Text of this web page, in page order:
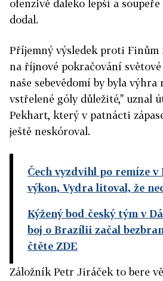
ofenzivě daleko lepší a
dodal.
Příjemný výsledek proti Finům
na říjnové pokračování
naše sebevědomí by byla výhra
vstřelené góly důležité," uznal
Pekhart, který v patnácti
ještě neskóroval.
Čech vyzdvihl po remíze v
výkon, Vydra litoval, že
Kýžený bod český tým v
boj o Brazílii začal
čtěte ZDE
Záložník Petr Jiráček to bere